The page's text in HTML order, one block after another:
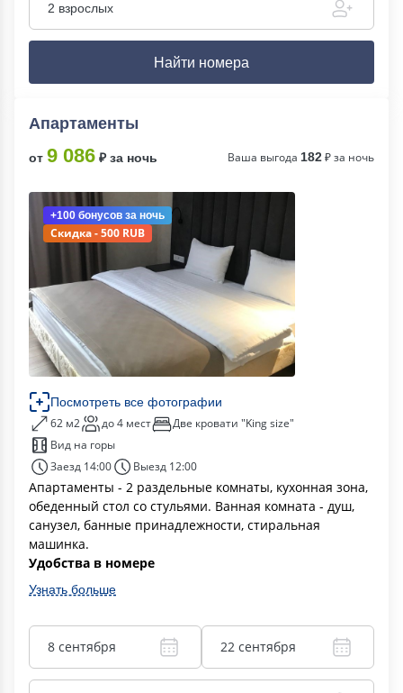
2 взрослых
Найти номера
Апартаменты
от 9 086 ₽ за ночь Ваша выгода 182₽ за ночь
+100 бонусов за ночь
Скидка - 500 RUB
Посмотреть все фотографии
62 м2 до 4 мест
Две кровати "King size"
Вид на горы
Заезд 14:00
Выезд 12:00
Апартаменты - 2 раздельные комнаты, кухонная зона,
обеденный стол со стульями. Ванная комната - душ,
санузел, банные принадлежности, стиральная
машинка.
Удобства в номере
Узнать больше
8 сентября 22 сентября